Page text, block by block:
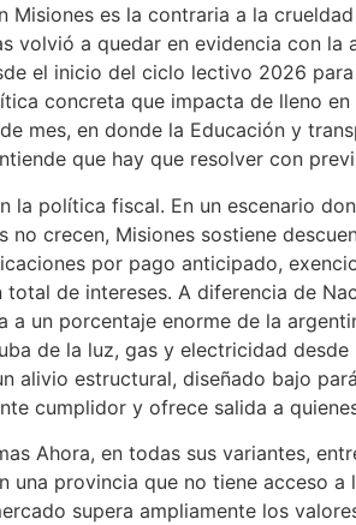
Misiones es la contraria a la
volvió a quedar en evidencia con
el inicio del ciclo lectivo 2026
concreta que impacta de lleno
mes, en donde la Educación y
que hay que resolver con
la política fiscal. En un escenario
no crecen, Misiones sostiene
por pago anticipado,
de intereses. A diferencia de
a un porcentaje enorme de la
de la luz, gas y electricidad desde
alivio estructural, diseñado bajo
cumplidor y ofrece salida a
Ahora, en todas sus variantes,
una provincia que no tiene acceso a
supera ampliamente los